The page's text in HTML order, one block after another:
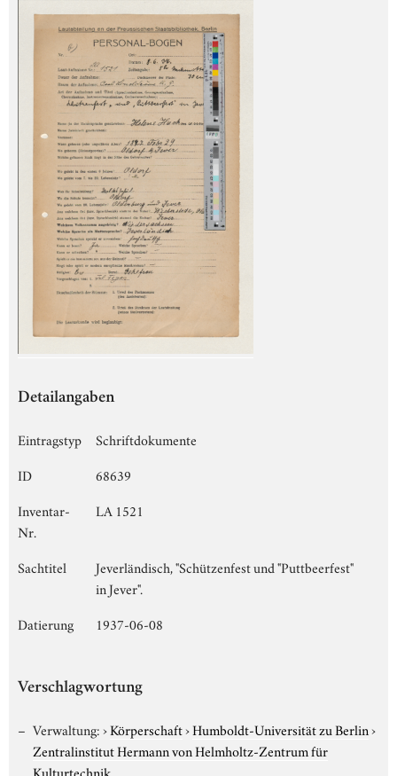
Detailangaben
Eintragstyp
Schriftdokumente
ID
68639
Inventar-
Nr.
LA 1521
Sachtitel
Jeverländisch, "Schützenfest und "Puttbeerfest"
in Jever".
Datierung
1937-06-08
Verschlagwortung
Verwaltung:›Körperschaft›Humboldt-Universität zu Berlin›
Zentralinstitut Hermann von Helmholtz-Zentrum für
Kulturtechnik